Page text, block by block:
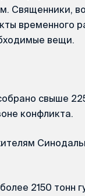
Священники,
временного
вещи.
свыше
конфликта.
2150 тонн